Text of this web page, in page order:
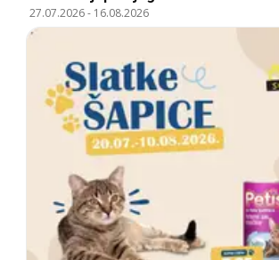
27.07.2026- 16.08.2026